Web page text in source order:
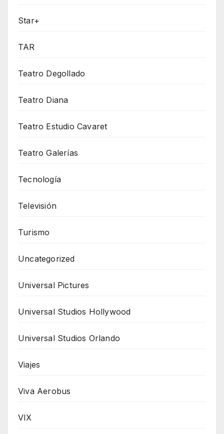
Star+
TAR
Teatro Degollado
Teatro Diana
Teatro Estudio Cavaret
Teatro Galerías
Tecnología
Televisión
Turismo
Uncategorized
Universal Pictures
Universal Studios Hollywood
Universal Studios Orlando
Viajes
Viva Aerobus
VIX